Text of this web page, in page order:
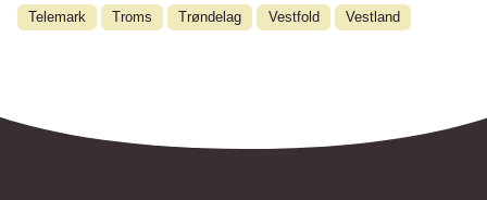
Telemark Troms Trøndelag Vestfold Vestland